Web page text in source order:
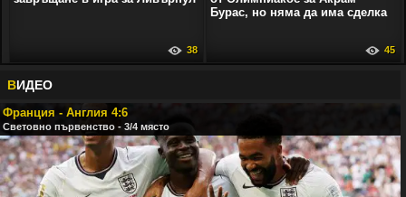
38
Бурас, но няма да има сделка
45
ВИДЕО
Франция - Англия 4:6
Световно първенство - 3/4 място